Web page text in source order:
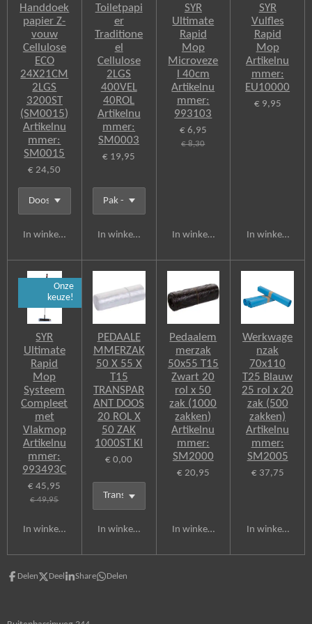
Handdoek
papier Z-
vouw
Cellulose
ECO
24X21CM
2LGS
3200ST
(SM0015)
Artikelnu
mmer:
SM0015
€ 24,50
In winkelwagen
Toiletpapi
er
Traditione
el
Cellulose
2LGS
400VEL
40ROL
Artikelnu
mmer:
SM0003
€ 19,95
In winkelwagen
SYR
Ultimate
Rapid
Mop
Microveze
l 40cm
Artikelnu
mmer:
993103
€ 6,95
€ 8,30
In winkelwagen
SYR
Vulfles
Rapid
Mop
Artikelnu
mmer:
EU10000
€ 9,95
In winkelwagen
Onze
keuze!
SYR
Ultimate
Rapid
Mop
Systeem
Compleet
met
Vlakmop
Artikelnu
mmer:
993493C
€ 45,95
€ 49,95
In winkelwagen
PEDAALE
MMERZAK
50 X 55 X
T15
TRANSPAR
ANT DOOS
20 ROL X
50 ZAK
1000ST Kl
€ 0,00
In winkelwagen
Pedaalem
merzak
50x55 T15
Zwart 20
rol x 50
zak (1000
zakken)
Artikelnu
mmer:
SM2000
€ 20,95
In winkelwagen
Werkwage
nzak
70x110
T25 Blauw
25 rol x 20
zak (500
zakken)
Artikelnu
mmer:
SM2005
€ 37,75
In winkelwagen
Delen Deel Share Delen